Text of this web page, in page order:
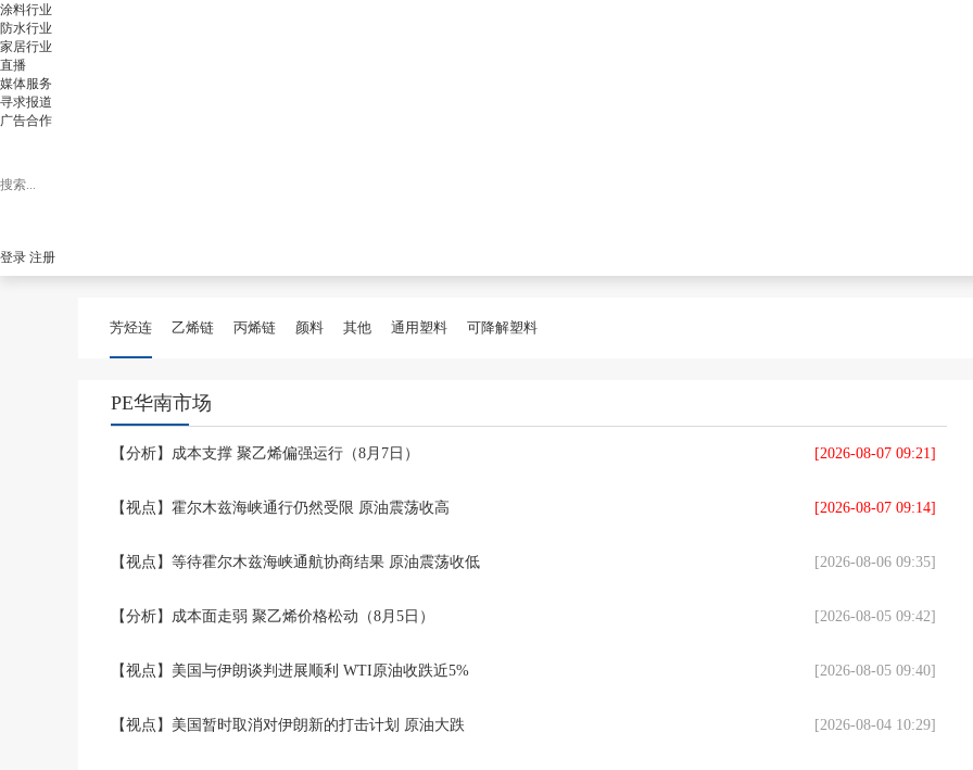
涂料行业
防水行业
家居行业
直播
媒体服务
寻求报道
广告合作
登录 注册
芳烃连 乙烯链 丙烯链 颜料 其他 通用塑料 可降解塑料
PE华南市场
【分析】成本支撑 聚乙烯偏强运行（8月7日） [2026-08-07 09:21]
【视点】霍尔木兹海峡通行仍然受限 原油震荡收高 [2026-08-07 09:14]
【视点】等待霍尔木兹海峡通航协商结果 原油震荡收低 [2026-08-06 09:35]
【分析】成本面走弱 聚乙烯价格松动（8月5日） [2026-08-05 09:42]
【视点】美国与伊朗谈判进展顺利 WTI原油收跌近5% [2026-08-05 09:40]
【视点】美国暂时取消对伊朗新的打击计划 原油大跌 [2026-08-04 10:29]